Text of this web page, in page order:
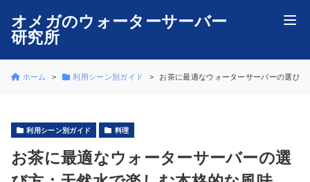
オメガのウォーターサーバー
研究所
ホーム 利用シーン別ガイド お茶に最適なウォーターサーバーの選び
利用シーン別ガイド 料理
お茶に最適なウォーターサーバーの選